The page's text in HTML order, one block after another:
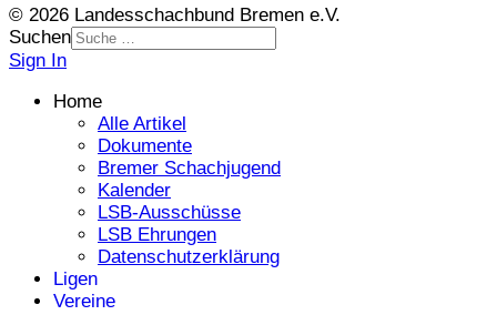
© 2026 Landesschachbund Bremen e.V.
Suchen
Sign In
Home
Alle Artikel
Dokumente
Bremer Schachjugend
Kalender
LSB-Ausschüsse
LSB Ehrungen
Datenschutzerklärung
Ligen
Vereine